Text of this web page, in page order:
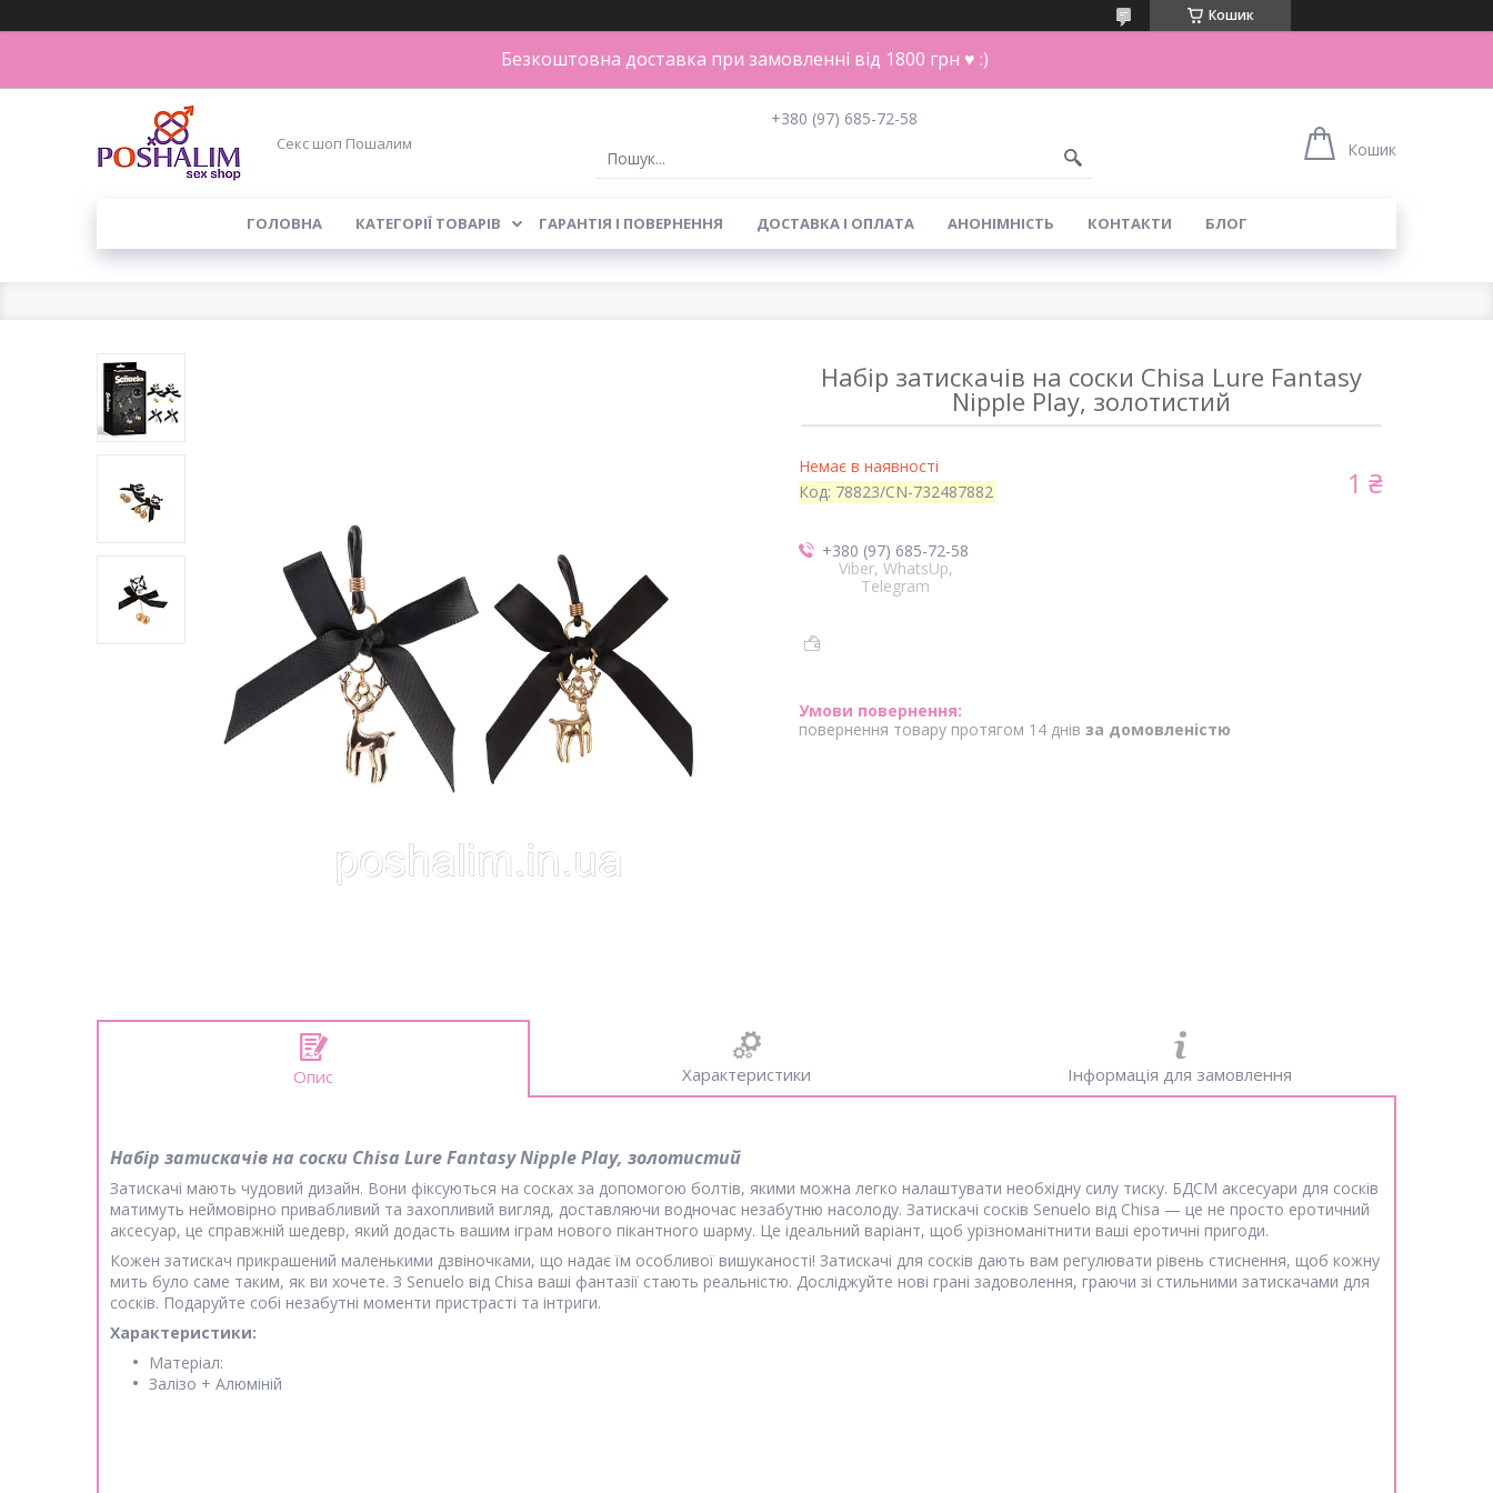
Кошик
Безкоштовна доставка при замовленні від 1800 грн ♥ :)
Секс шоп Пошалим
+380 (97) 685-72-58
Кошик
ГОЛОВНА КАТЕГОРІЇ ТОВАРІВ ГАРАНТІЯ І ПОВЕРНЕННЯ ДОСТАВКА І ОПЛАТА АНОНІМНІСТЬ КОНТАКТИ БЛОГ
Набір затискачів на соски Chisa Lure Fantasy
Nipple Play, золотистий
Немає в наявності
Код: 78823/CN-732487882 1 ₴
+380 (97) 685-72-58
Viber, WhatsUp,
Telegram
повернення товару протягом 14 днів за домовленістю
Опис Характеристики Інформація для замовлення
Набір затискачів на соски Chisa Lure Fantasy Nipple Play, золотистий
Затискачі мають чудовий дизайн. Вони фіксуються на сосках за допомогою болтів, якими можна легко налаштувати необхідну силу тиску. БДСМ аксесуари для сосків
матимуть неймовірно привабливий та захопливий вигляд, доставляючи водночас незабутню насолоду. Затискачі сосків Senuelo від Chisa — це не просто еротичний
аксесуар, це справжній шедевр, який додасть вашим іграм нового пікантного шарму. Це ідеальний варіант, щоб урізноманітнити ваші еротичні пригоди.
Кожен затискач прикрашений маленькими дзвіночками, що надає їм особливої вишуканості! Затискачі для сосків дають вам регулювати рівень стиснення, щоб кожну
мить було саме таким, як ви хочете. З Senuelo від Chisa ваші фантазії стають реальністю. Досліджуйте нові грані задоволення, граючи зі стильними затискачами для
сосків. Подаруйте собі незабутні моменти пристрасті та інтриги.
Характеристики:
Матеріал:
Залізо + Алюміній